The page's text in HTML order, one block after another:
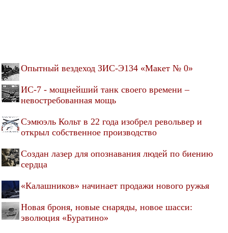
Опытный вездеход ЗИС-Э134 «Макет № 0»
ИС-7 - мощнейший танк своего времени –
невостребованная мощь
Сэмюэль Кольт в 22 года изобрел револьвер и
открыл собственное производство
Создан лазер для опознавания людей по биению
сердца
«Калашников» начинает продажи нового ружья
Новая броня, новые снаряды, новое шасси:
эволюция «Буратино»